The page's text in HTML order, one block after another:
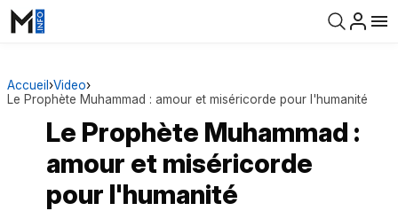
Accueil ›Video›
Le Prophète Muhammad : amour et miséricorde pour l'humanité
Le Prophète Muhammad :
amour et miséricorde
pour l'humanité